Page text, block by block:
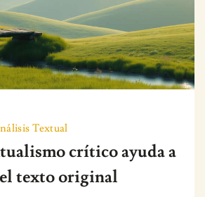
Textual
crítico ayuda a
texto original